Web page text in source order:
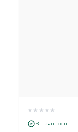
★ ★ ★ ★ ★
В наявності